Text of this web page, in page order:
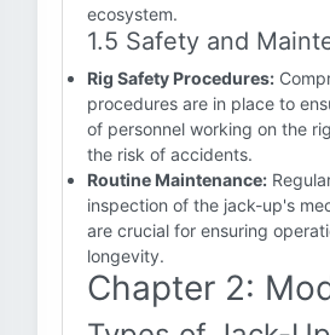
ecosystem.
1.5 Safety and
Rig Safety Procedures:
procedures are in place to
of personnel working on the
the risk of accidents.
Routine Maintenance:
inspection of the jack-up's
are crucial for ensuring
longevity.
Chapter 2: